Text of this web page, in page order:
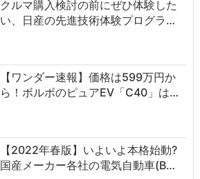
クルマ購入検討の前にぜひ体験した
い、日産の先進技術体験プログラ…
【ワンダー速報】価格は599万円か
ら！ボルボのピュアEV「C40」は…
【2022年春版】いよいよ本格始動?
国産メーカー各社の電気自動車(B…